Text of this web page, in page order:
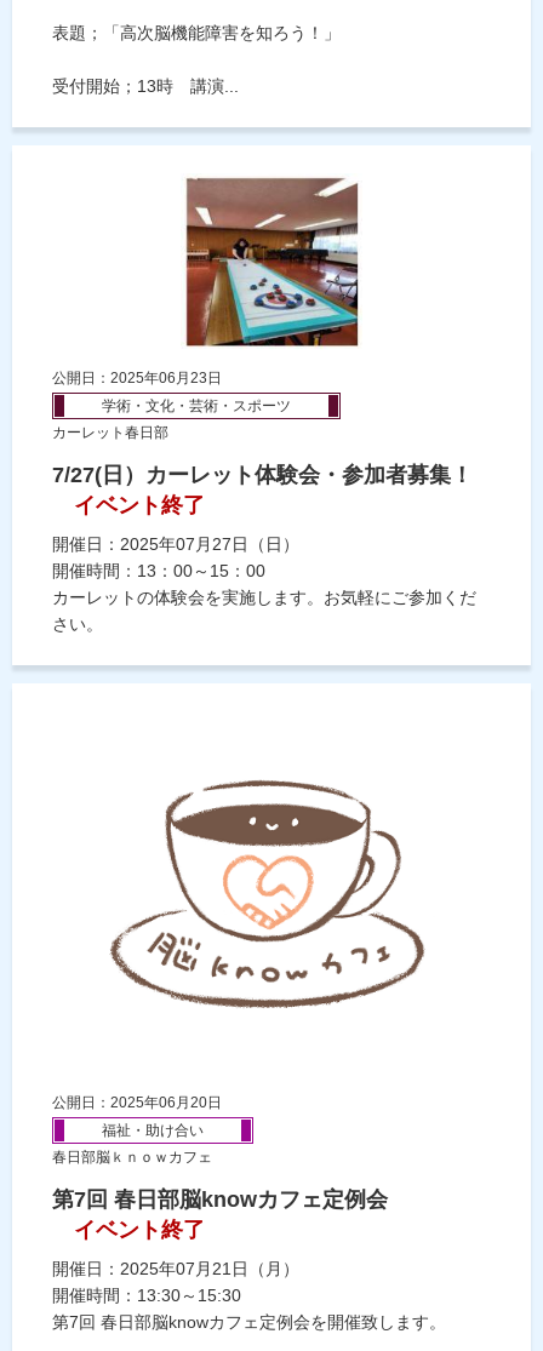
表題；「高次脳機能障害を知ろう！」
受付開始；13時 講演...
公開日：2025年06月23日
学術・文化・芸術・スポーツ
カーレット春日部
7/27(日）カーレット体験会・参加者募集！
イベント終了
開催日：2025年07月27日（日）
開催時間：13：00～15：00
カーレットの体験会を実施します。お気軽にご参加くだ
さい。
公開日：2025年06月20日
福祉・助け合い
春日部脳ｋｎｏｗカフェ
第7回 春日部脳knowカフェ定例会
イベント終了
開催日：2025年07月21日（月）
開催時間：13:30～15:30
第7回 春日部脳knowカフェ定例会を開催致します。